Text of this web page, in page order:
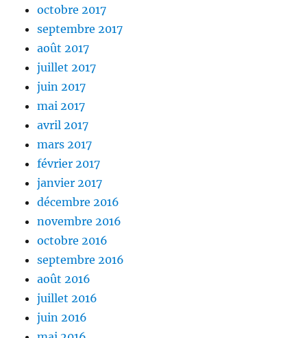
octobre 2017
septembre 2017
août 2017
juillet 2017
juin 2017
mai 2017
avril 2017
mars 2017
février 2017
janvier 2017
décembre 2016
novembre 2016
octobre 2016
septembre 2016
août 2016
juillet 2016
juin 2016